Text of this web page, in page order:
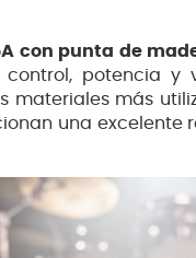
con punta de
potencia y
materiales más
una excelente